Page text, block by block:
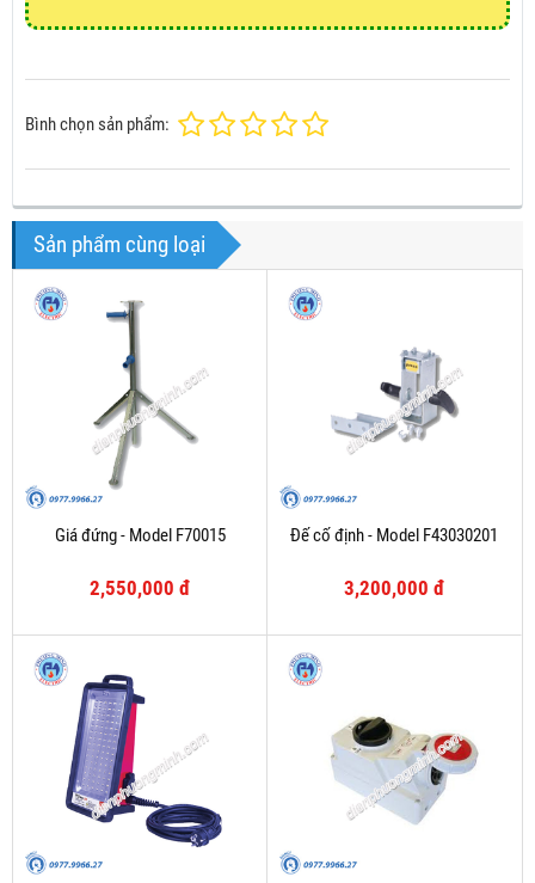
Bình chọn sản phẩm:
Sản phẩm cùng loại
Giá đứng - Model F70015
2,550,000 đ
Đế cố định - Model F43030201
3,200,000 đ